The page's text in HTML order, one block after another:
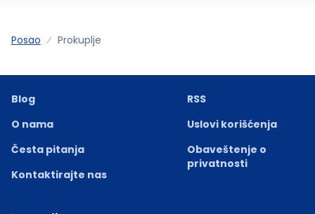
Posao Prokuplje
Blog
O nama
Česta pitanja
Kontaktirajte nas
RSS
Uslovi korišćenja
Obaveštenje o
privatnosti